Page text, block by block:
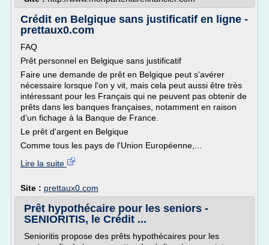
Crédit en Belgique sans justificatif en ligne -
prettaux0.com
FAQ
Prêt personnel en Belgique sans justificatif
Faire une demande de prêt en Belgique peut s'avérer
nécessaire lorsque l'on y vit, mais cela peut aussi être très
intéressant pour les Français qui ne peuvent pas obtenir de
prêts dans les banques françaises, notamment en raison
d'un fichage à la Banque de France.
Le prêt d'argent en Belgique
Comme tous les pays de l'Union Européenne,...
Lire la suite
Site : prettaux0.com
Prêt hypothécaire pour les seniors -
SENIORITIS, le Crédit ...
Senioritis propose des prêts hypothécaires pour les